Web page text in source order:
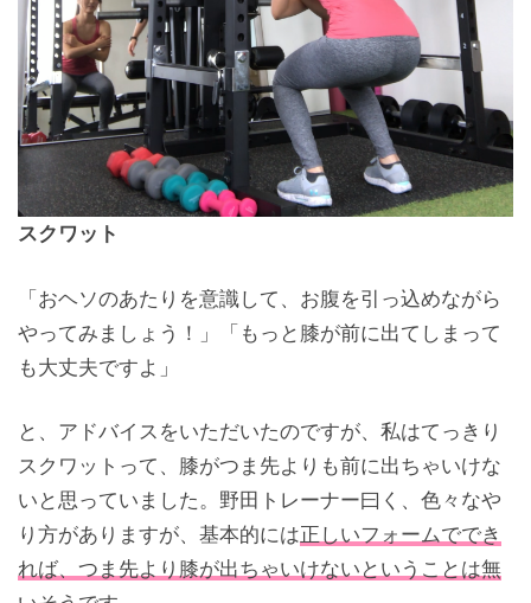
スクワット
「おヘソのあたりを意識して、お腹を引っ込めながら
やってみましょう！」「もっと膝が前に出てしまって
も大丈夫ですよ」
と、アドバイスをいただいたのですが、私はてっきり
スクワットって、膝がつま先よりも前に出ちゃいけな
いと思っていました。野田トレーナー曰く、色々なや
り方がありますが、基本的には 正しいフォームででき
れば、つま先より膝が出ちゃいけないということは無